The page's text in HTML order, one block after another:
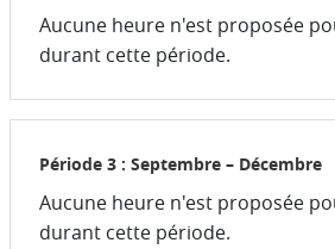
Aucune heure n'est proposée
durant cette période.
Période 3 : Septembre – Décembre
Aucune heure n'est proposée
durant cette période.